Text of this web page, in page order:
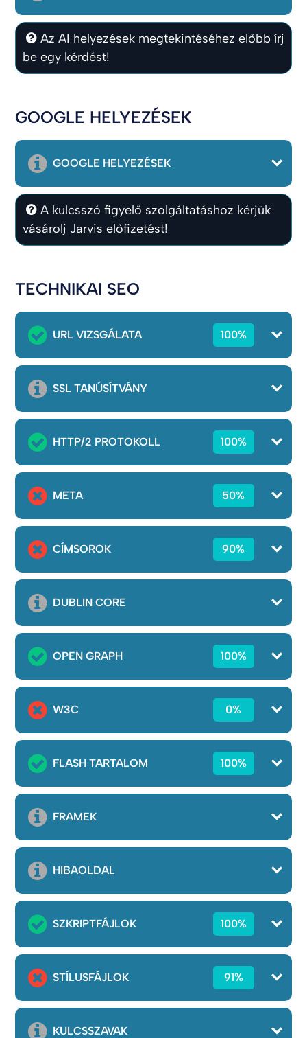
Az AI helyezések megtekintéséhez előbb írj
be egy kérdést!
GOOGLE HELYEZÉSEK
GOOGLE HELYEZÉSEK
A kulcsszó figyelő szolgáltatáshoz kérjük
vásárolj Jarvis előfizetést!
TECHNIKAI SEO
URL VIZSGÁLATA 100%
SSL TANÚSÍTVÁNY
HTTP/2 PROTOKOLL 100%
META 50%
CÍMSOROK 90%
DUBLIN CORE
OPEN GRAPH 100%
W3C 0%
FLASH TARTALOM 100%
FRAMEK
HIBAOLDAL
SZKRIPTFÁJLOK 100%
STÍLUSFÁJLOK 91%
KULCSSZAVAK